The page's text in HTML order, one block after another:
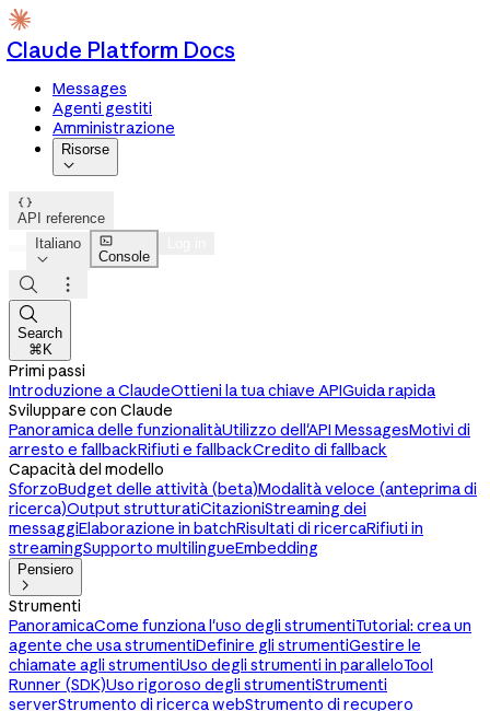
Claude Platform Docs
Messages
Agenti gestiti
Amministrazione
Risorse


API reference
Italiano


Console



Search
⌘K
Primi passi
Introduzione a ClaudeOttieni la tua chiave APIGuida rapida
Sviluppare con Claude
Panoramica delle funzionalitàUtilizzo dell'API MessagesMotivi di
arresto e fallbackRifiuti e fallbackCredito di fallback
Capacità del modello
SforzoBudget delle attività (beta)Modalità veloce (anteprima di
ricerca)Output strutturatiCitazioniStreaming dei
messaggiElaborazione in batchRisultati di ricercaRifiuti in
streamingSupporto multilingueEmbedding
Pensiero

Strumenti
PanoramicaCome funziona l'uso degli strumentiTutorial: crea un
agente che usa strumentiDefinire gli strumentiGestire le
chiamate agli strumentiUso degli strumenti in paralleloTool
Runner (SDK)Uso rigoroso degli strumentiStrumenti
serverStrumento di ricerca webStrumento di recupero